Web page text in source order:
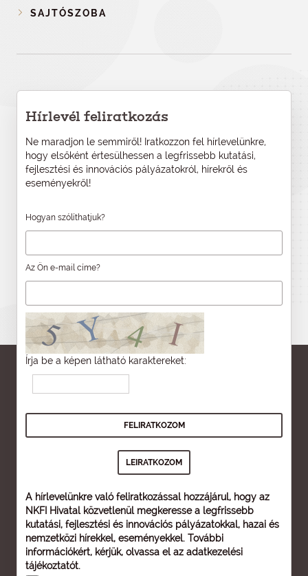
SAJTÓSZOBA
Hírlevél feliratkozás
Ne maradjon le semmiről! Iratkozzon fel hírlevelünkre,
hogy elsőként értesülhessen a legfrissebb kutatási,
fejlesztési és innovációs pályázatokról, hírekről és
eseményekről!
Hogyan szólíthatjuk?
Az Ön e-mail címe?
Írja be a képen látható karaktereket:
A hírlevelünkre való feliratkozással hozzájárul, hogy az
NKFI Hivatal közvetlenül megkeresse a legfrissebb
kutatási, fejlesztési és innovációs pályázatokkal, hazai és
nemzetközi hírekkel, eseményekkel. További
információkért, kérjük, olvassa el az adatkezelési
tájékoztatót.